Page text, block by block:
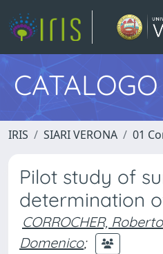
IRIS SIARI VERONA 01
Pilot study of
determination
CORROCHER, Roberto
Domenico;